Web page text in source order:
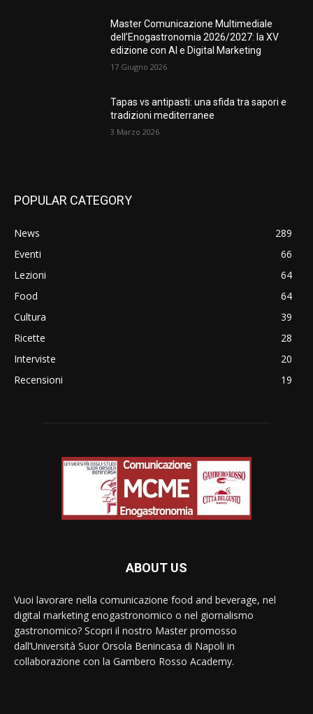
Master Comunicazione Multimediale
dell’Enogastronomia 2026/2027: la XV
edizione con AI e Digital Marketing
17 Giugno 2026
Tapas vs antipasti: una sfida tra sapori e
tradizioni mediterranee
3 Marzo 2026
POPULAR CATEGORY
News
289
Eventi
66
Lezioni
64
Food
64
Cultura
39
Ricette
28
Interviste
20
Recensioni
19
ABOUT US
Vuoi lavorare nella comunicazione food and beverage, nel
digital marketing enogastronomico o nel giornalismo
gastronomico? Scopri il nostro Master promosso
dall’Università Suor Orsola Benincasa di Napoli in
collaborazione con la Gambero Rosso Academy.